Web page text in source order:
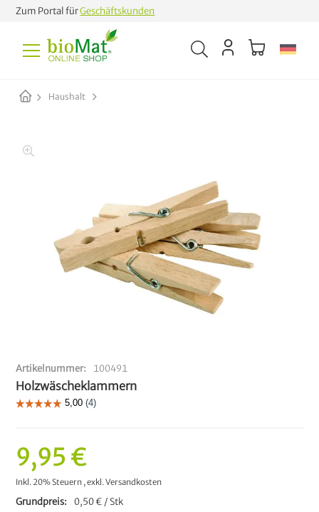
Zum Portal fürGeschäftskunden
Haushalt
Artikelnummer 100491
Holzwäscheklammern
9,95 €
Inkl. 20% Steuern ,exkl.Versandkosten
Grundpreis 0,50 € / Stk